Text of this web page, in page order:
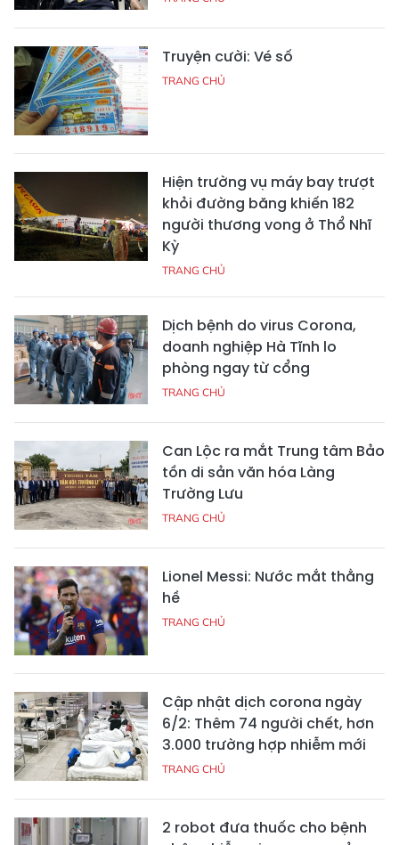
Truyện cười: Vé số
TRANG CHỦ
Hiện trường vụ máy bay trượt
khỏi đường băng khiến 182
người thương vong ở Thổ Nhĩ
Kỳ
TRANG CHỦ
Dịch bệnh do virus Corona,
doanh nghiệp Hà Tĩnh lo
phòng ngay từ cổng
TRANG CHỦ
Can Lộc ra mắt Trung tâm Bảo
tồn di sản văn hóa Làng
Trường Lưu
TRANG CHỦ
Lionel Messi: Nước mắt thằng
hề
TRANG CHỦ
Cập nhật dịch corona ngày
6/2: Thêm 74 người chết, hơn
3.000 trường hợp nhiễm mới
TRANG CHỦ
2 robot đưa thuốc cho bệnh